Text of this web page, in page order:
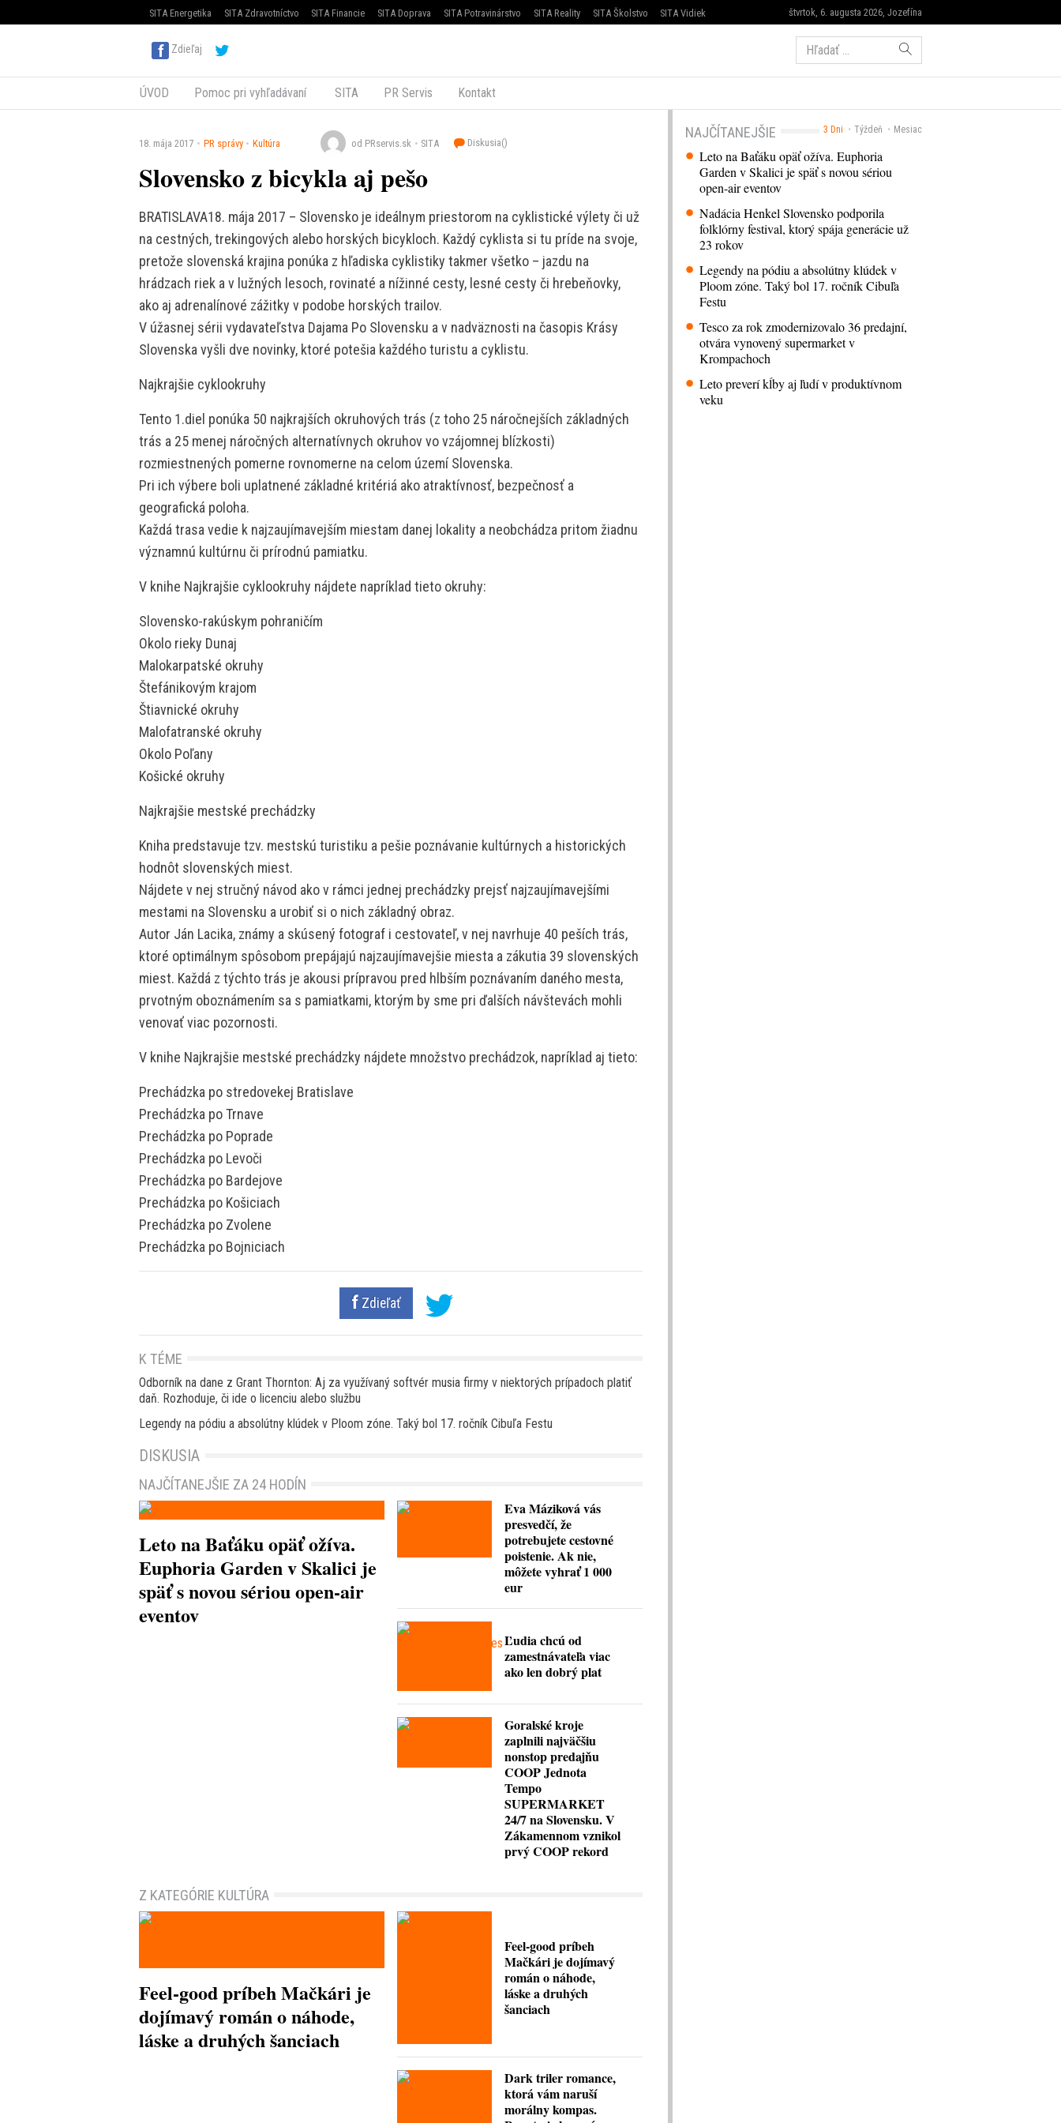
štvrtok, 6. augusta 2026, Jozefína
SITA Energetika SITA Zdravotníctvo SITA Financie SITA Doprava SITA Potravinárstvo SITA Reality SITA Školstvo SITA Vidiek
Zdieľaj Hľadať:
ÚVOD Pomoc pri vyhľadávaní SITA PR Servis Kontakt
18. mája 2017 PR správy Kultúra od PRservis.sk SITA Diskusia()
Slovensko z bicykla aj pešo
BRATISLAVA18. mája 2017 – Slovensko je ideálnym priestorom na cyklistické výlety či už
na cestných, trekingových alebo horských bicykloch. Každý cyklista si tu príde na svoje,
pretože slovenská krajina ponúka z hľadiska cyklistiky takmer všetko – jazdu na
hrádzach riek a v lužných lesoch, rovinaté a nížinné cesty, lesné cesty či hrebeňovky,
ako aj adrenalínové zážitky v podobe horských trailov.
V úžasnej sérii vydavateľstva Dajama Po Slovensku a v nadväznosti na časopis Krásy
Slovenska vyšli dve novinky, ktoré potešia každého turistu a cyklistu.
Najkrajšie cyklookruhy
Tento 1.diel ponúka 50 najkrajších okruhových trás (z toho 25 náročnejších základných
trás a 25 menej náročných alternatívnych okruhov vo vzájomnej blízkosti)
rozmiestnených pomerne rovnomerne na celom území Slovenska.
Pri ich výbere boli uplatnené základné kritériá ako atraktívnosť, bezpečnosť a
geografická poloha.
Každá trasa vedie k najzaujímavejším miestam danej lokality a neobchádza pritom žiadnu
významnú kultúrnu či prírodnú pamiatku.
V knihe Najkrajšie cyklookruhy nájdete napríklad tieto okruhy:
Slovensko-rakúskym pohraničím
Okolo rieky Dunaj
Malokarpatské okruhy
Štefánikovým krajom
Štiavnické okruhy
Malofatranské okruhy
Okolo Poľany
Košické okruhy
Najkrajšie mestské prechádzky
Kniha predstavuje tzv. mestskú turistiku a pešie poznávanie kultúrnych a historických
hodnôt slovenských miest.
Nájdete v nej stručný návod ako v rámci jednej prechádzky prejsť najzaujímavejšími
mestami na Slovensku a urobiť si o nich základný obraz.
Autor Ján Lacika, známy a skúsený fotograf i cestovateľ, v nej navrhuje 40 peších trás,
ktoré optimálnym spôsobom prepájajú najzaujímavejšie miesta a zákutia 39 slovenských
miest. Každá z týchto trás je akousi prípravou pred hlbším poznávaním daného mesta,
prvotným oboznámením sa s pamiatkami, ktorým by sme pri ďalších návštevách mohli
venovať viac pozornosti.
V knihe Najkrajšie mestské prechádzky nájdete množstvo prechádzok, napríklad aj tieto:
Prechádzka po stredovekej Bratislave
Prechádzka po Trnave
Prechádzka po Poprade
Prechádzka po Levoči
Prechádzka po Bardejove
Prechádzka po Košiciach
Prechádzka po Zvolene
Prechádzka po Bojniciach
Zdieľať
3 Dni Týždeň Mesiac
NAJČÍTANEJŠIE
Leto na Baťáku opäť ožíva. Euphoria
Garden v Skalici je späť s novou sériou
open-air eventov
Nadácia Henkel Slovensko podporila
folklórny festival, ktorý spája generácie už
23 rokov
Legendy na pódiu a absolútny klúdek v
Ploom zóne. Taký bol 17. ročník Cibuľa
Festu
Tesco za rok zmodernizovalo 36 predajní,
otvára vynovený supermarket v
Krompachoch
Leto preverí kĺby aj ľudí v produktívnom
veku
K TÉME
Odborník na dane z Grant Thornton: Aj za využívaný softvér musia firmy v niektorých prípadoch platiť
daň. Rozhoduje, či ide o licenciu alebo službu
Legendy na pódiu a absolútny klúdek v Ploom zóne. Taký bol 17. ročník Cibuľa Festu
DISKUSIA
NAJČÍTANEJŠIE ZA 24 HODÍN
Leto na Baťáku opäť ožíva.
Euphoria Garden v Skalici je
späť s novou sériou open-air
eventov
Eva Máziková vás
presvedčí, že
potrebujete cestovné
poistenie. Ak nie,
môžete vyhrať 1 000
eur
Ľudia chcú od
zamestnávateľa viac
ako len dobrý plat
Goralské kroje
zaplnili najväčšiu
nonstop predajňu
COOP Jednota
Tempo
SUPERMARKET
24/7 na Slovensku. V
Zákamennom vznikol
prvý COOP rekord
Z KATEGÓRIE KULTÚRA
Feel-good príbeh Mačkári je
dojímavý román o náhode,
láske a druhých šanciach
Feel-good príbeh
Mačkári je dojímavý
román o náhode,
láske a druhých
šanciach
Dark triler romance,
ktorá vám naruší
morálny kompas.